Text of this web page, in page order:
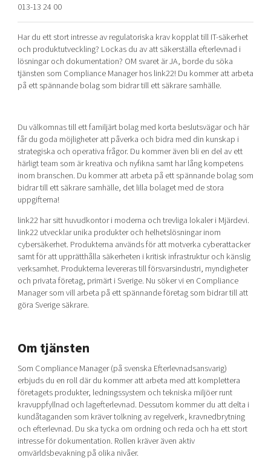
Shaping cities and regions
Bright East
East Sweden Tech Women
Reversed mentorship
Current offers and activities
Talent & skills
Startup & industry collaboration
Offers to boost your business
Our community of companies
Publications
Project toolbox
Reach out to us
Locations
013-13 24 00
Har du ett stort intresse av regulatoriska krav kopplat till IT-säkerhet
och produktutveckling? Lockas du av att säkerställa efterlevnad i
lösningar och dokumentation? OM svaret är JA, borde du söka
tjänsten som Compliance Manager hos link22! Du kommer att arbeta
på ett spännande bolag som bidrar till ett säkrare samhälle.
Du välkomnas till ett familjärt bolag med korta beslutsvägar och här
får du goda möjligheter att påverka och bidra med din kunskap i
strategiska och operativa frågor. Du kommer även bli en del av ett
härligt team som är kreativa och nyfikna samt har lång kompetens
inom branschen. Du kommer att arbeta på ett spännande bolag som
bidrar till ett säkrare samhälle, det lilla bolaget med de stora
uppgifterna!
link22 har sitt huvudkontor i moderna och trevliga lokaler i Mjärdevi.
link22 utvecklar unika produkter och helhetslösningar inom
cybersäkerhet. Produkterna används för att motverka cyberattacker
samt för att upprätthålla säkerheten i kritisk infrastruktur och känslig
verksamhet. Produkterna levereras till försvarsindustri, myndigheter
och privata företag, primärt i Sverige. Nu söker vi en Compliance
Manager som vill arbeta på ett spännande företag som bidrar till att
göra Sverige säkrare.
Om tjänsten
Som Compliance Manager (på svenska Efterlevnadsansvarig)
erbjuds du en roll där du kommer att arbeta med att komplettera
företagets produkter, ledningssystem och tekniska miljöer runt
kravuppfyllnad och lagefterlevnad. Dessutom kommer du att delta i
kundåtaganden som kräver tolkning av regelverk, kravnedbrytning
och efterlevnad. Du ska tycka om ordning och reda och ha ett stort
intresse för dokumentation. Rollen kräver även aktiv
omvärldsbevakning på olika nivåer.